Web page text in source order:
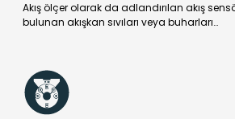
Akış ölçer olarak da adlandırılan akış
bulunan akışkan sıvıları veya buharları…